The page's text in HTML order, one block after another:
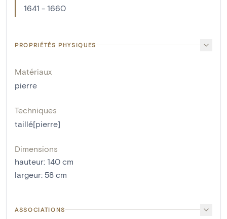
1641 - 1660
PROPRIÉTÉS PHYSIQUES
Matériaux
pierre
Techniques
taillé[pierre]
Dimensions
hauteur: 140 cm
largeur: 58 cm
ASSOCIATIONS